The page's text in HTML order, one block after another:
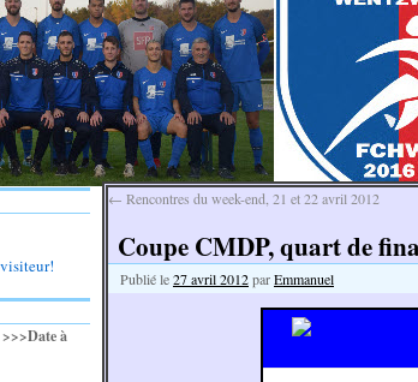
← Rencontres du week-end, 21 et 22 avril 2012
Coupe CMDP, quart de
Publié le27 avril 2012parEmmanuel
visiteur!
>>>Date à